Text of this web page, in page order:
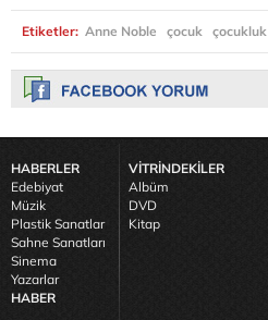
Etiketler: Anne Noble çocuk çocukluk
HABERLER
Edebiyat
Müzik
Plastik Sanatlar
Sahne Sanatları
Sinema
Yazarlar
HABER
VİTRİNDEKİLER
Albüm
DVD
Kitap